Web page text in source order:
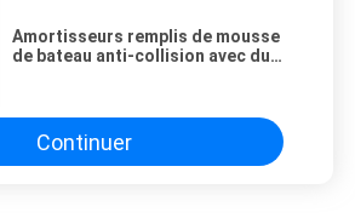
Amortisseurs remplis de mousse
de bateau anti-collision avec du
Continuer